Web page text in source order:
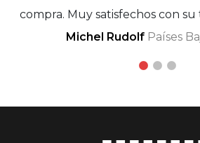
compra. Muy satisfechos con su
Michel Rudolf Países
Marisa Adánez y
García